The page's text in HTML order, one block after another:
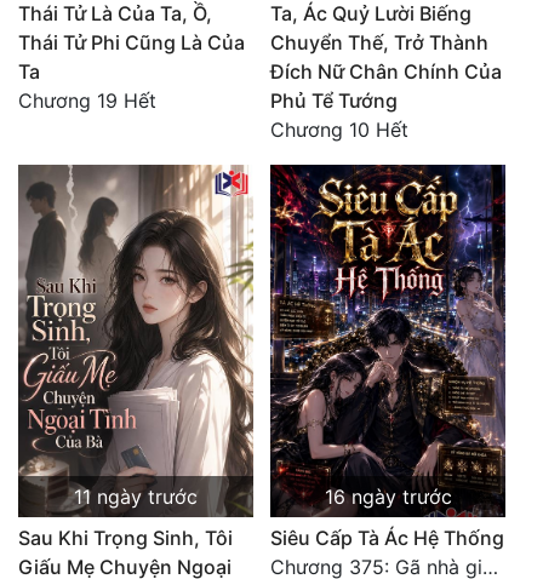
Thái Tử Là Của Ta, Ồ,
Thái Tử Phi Cũng Là Của
Ta
Chương 19 Hết
Ta, Ác Quỷ Lười Biếng
Chuyển Thế, Trở Thành
Đích Nữ Chân Chính Của
Phủ Tể Tướng
Chương 10 Hết
11 ngày trước
Sau Khi Trọng Sinh, Tôi
Giấu Mẹ Chuyện Ngoại
16 ngày trước
Siêu Cấp Tà Ác Hệ Thống
Chương 375: Gã nhà giàu láo xược